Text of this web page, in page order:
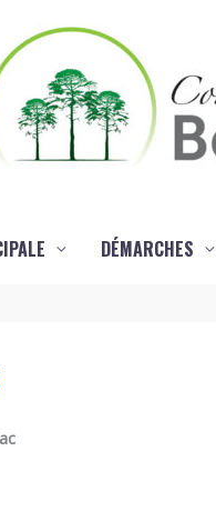
DÉMARCHES